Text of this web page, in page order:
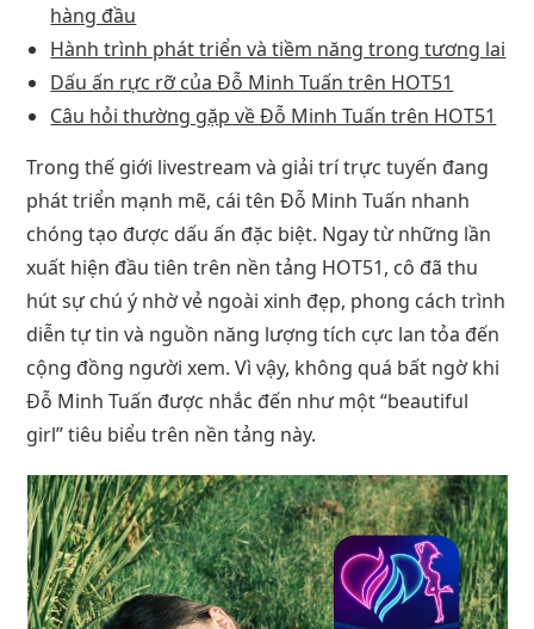
hàng đầu
Hành trình phát triển và tiềm năng trong tương lai
Dấu ấn rực rỡ của Đỗ Minh Tuấn trên HOT51
Câu hỏi thường gặp về Đỗ Minh Tuấn trên HOT51
Trong thế giới livestream và giải trí trực tuyến đang
phát triển mạnh mẽ, cái tên Đỗ Minh Tuấn nhanh
chóng tạo được dấu ấn đặc biệt. Ngay từ những lần
xuất hiện đầu tiên trên nền tảng HOT51, cô đã thu
hút sự chú ý nhờ vẻ ngoài xinh đẹp, phong cách trình
diễn tự tin và nguồn năng lượng tích cực lan tỏa đến
cộng đồng người xem. Vì vậy, không quá bất ngờ khi
Đỗ Minh Tuấn được nhắc đến như một “beautiful
girl” tiêu biểu trên nền tảng này.